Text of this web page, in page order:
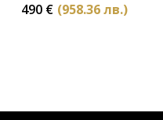
490 € (958.36 лв.)